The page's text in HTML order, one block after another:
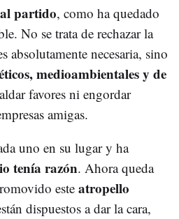
partido, como ha quedado
No se trata de rechazar la
absolutamente necesaria, sino
medioambientales y de
favores ni engordar
amigas.
uno en su lugar y ha
tenía razón. Ahora queda
este atropello
dispuestos a dar la cara,